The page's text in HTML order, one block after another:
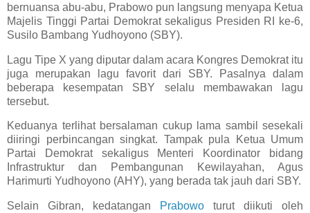
bernuansa abu-abu, Prabowo pun langsung menyapa Ketua
Majelis Tinggi Partai Demokrat sekaligus Presiden RI ke-6,
Susilo Bambang Yudhoyono (SBY).
Lagu Tipe X yang diputar dalam acara Kongres Demokrat itu
juga merupakan lagu favorit dari SBY. Pasalnya dalam
beberapa kesempatan SBY selalu membawakan lagu
tersebut.
Keduanya terlihat bersalaman cukup lama sambil sesekali
diiringi perbincangan singkat. Tampak pula Ketua Umum
Partai Demokrat sekaligus Menteri Koordinator bidang
Infrastruktur dan Pembangunan Kewilayahan, Agus
Harimurti Yudhoyono (AHY), yang berada tak jauh dari SBY.
Selain Gibran, kedatangan Prabowo turut diikuti oleh